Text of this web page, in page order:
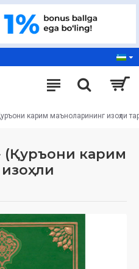
карим маъноларининг изоҳли
(Қуръони карим